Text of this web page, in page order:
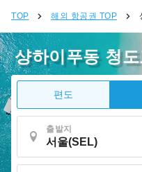
TOP 해외 항공권 TOP
샹하이푸동 청
편도
출발지